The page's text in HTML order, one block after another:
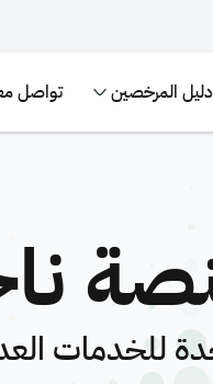
دليل المرخصين تواصل
للخدمات